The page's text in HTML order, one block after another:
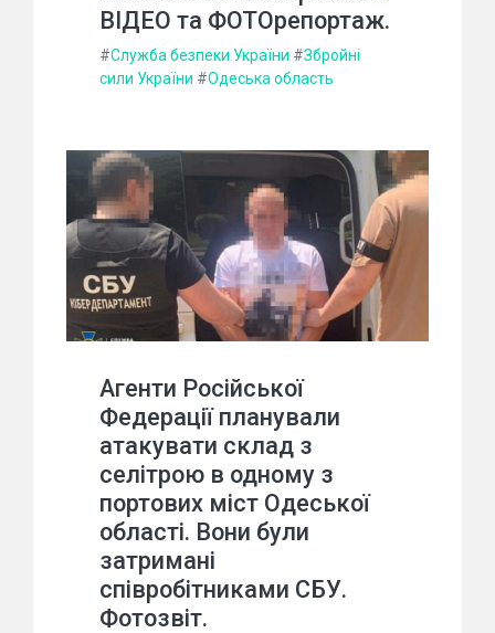
ВІДЕО та ФОТОрепортаж.
#Служба безпеки України #Збройні
сили України #Одеська область
Агенти Російської
Федерації планували
атакувати склад з
селітрою в одному з
портових міст Одеської
області. Вони були
затримані
співробітниками СБУ.
Фотозвіт.